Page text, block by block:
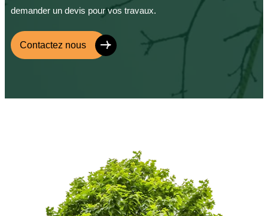
demander un devis pour vos travaux.
Contactez nous